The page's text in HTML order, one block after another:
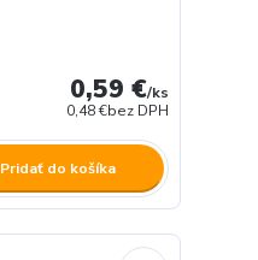
0,59 €/ks
0,48 €bez DPH
Pridať do košíka